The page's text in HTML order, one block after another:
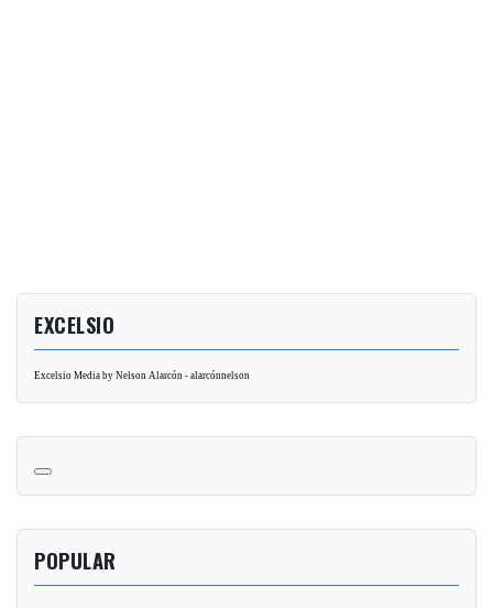
EXCELSIO
Excelsio Media by Nelson Alarcón - alarcónnelson
POPULAR